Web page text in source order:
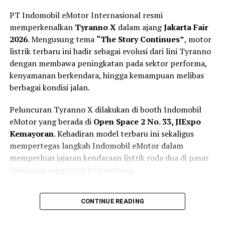
PT Indomobil eMotor Internasional resmi
memperkenalkan Tyranno Xdalam ajangJakarta Fair
2026. Mengusung tema “The Story Continues”, motor
listrik terbaru ini hadir sebagai evolusi dari lini Tyranno
dengan membawa peningkatan pada sektor performa,
kenyamanan berkendara, hingga kemampuan melibas
berbagai kondisi jalan.
Peluncuran Tyranno X dilakukan di booth Indomobil
eMotor yang berada di Open Space 2 No. 33, JIExpo
Kemayoran. Kehadiran model terbaru ini sekaligus
mempertegas langkah Indomobil eMotor dalam
memperluas jajaran kendaraan listrik roda dua di pasar
Indonesia yang terus berkembang.
Lebih Siap untuk Mobilitas Harian
dan Petualangan Ringan
CONTINUE READING